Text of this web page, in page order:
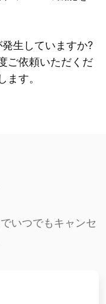
生していますか?
ご依頼いただくだ
す。
いつでもキャンセ